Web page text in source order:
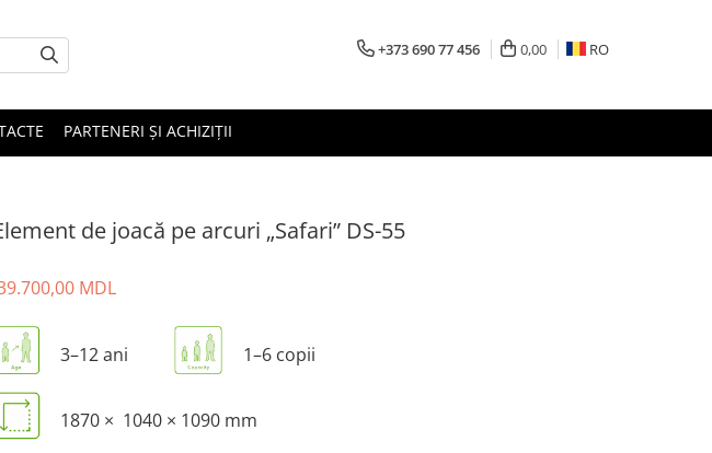
+373 690 77 456 0,00 RO
PARTENERI ȘI ACHIZIȚII
de joacă pe arcuri „Safari” DS-55
MDL
3–12 ani 1–6 copii
1870 × 1040 × 1090 mm